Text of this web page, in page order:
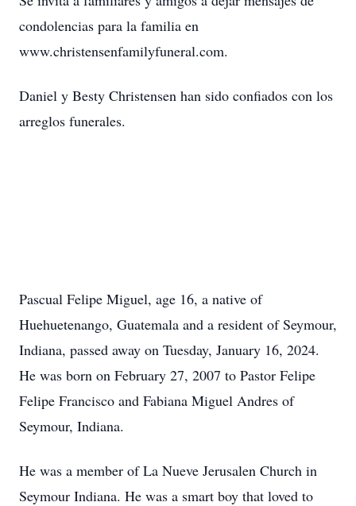
condolencias para la familia en
www.christensenfamilyfuneral.com.
Daniel y Besty Christensen han sido confiados con los
arreglos funerales.
Pascual Felipe Miguel, age 16, a native of
Huehuetenango, Guatemala and a resident of Seymour,
Indiana, passed away on Tuesday, January 16, 2024.
He was born on February 27, 2007 to Pastor Felipe
Felipe Francisco and Fabiana Miguel Andres of
Seymour, Indiana.
He was a member of La Nueve Jerusalen Church in
Seymour Indiana. He was a smart boy that loved to